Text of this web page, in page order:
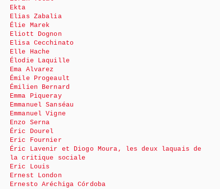
Ekta
Elias Zabalia
Élie Marek
Eliott Dognon
Elisa Cecchinato
Elle Hache
Élodie Laquille
Ema Alvarez
Émile Progeault
Émilien Bernard
Emma Piqueray
Emmanuel Sanséau
Emmanuel Vigne
Enzo Serna
Éric Dourel
Eric Fournier
Éric Lavenir et Diogo Moura, les deux laquais de
la critique sociale
Eric Louis
Ernest London
Ernesto Aréchiga Córdoba